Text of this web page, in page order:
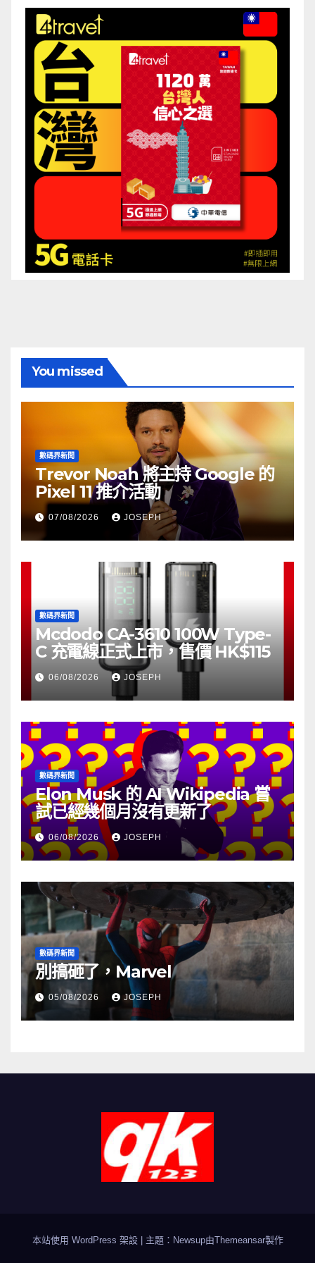
You missed
數碼界新聞
Trevor Noah 將主持 Google 的
Pixel 11 推介活動
07/08/2026 JOSEPH
數碼界新聞
Mcdodo CA-3610 100W Type-
C 充電線正式上市，售價 HK$115
06/08/2026 JOSEPH
數碼界新聞
Elon Musk 的 AI Wikipedia 嘗
試已經幾個月沒有更新了
06/08/2026 JOSEPH
數碼界新聞
別搞砸了，Marvel
05/08/2026 JOSEPH
本站使用 WordPress 架設 | 主題：Newsup由Themeansar製作